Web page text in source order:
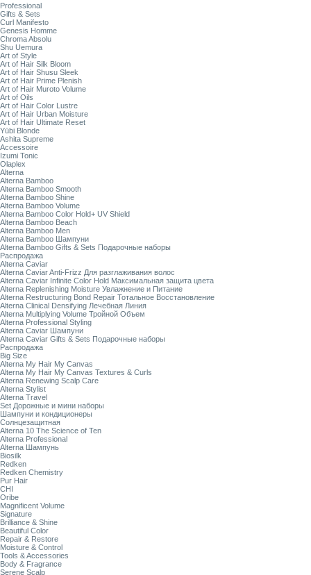
Professional
Gifts & Sets
Curl Manifesto
Genesis Homme
Chroma Absolu
Shu Uemura
Art of Style
Art of Hair Silk Bloom
Art of Hair Shusu Sleek
Art of Hair Prime Plenish
Art of Hair Muroto Volume
Art of Oils
Art of Hair Color Lustre
Art of Hair Urban Moisture
Art of Hair Ultimate Reset
Yūbi Blonde
Ashita Supreme
Accessoire
Izumi Tonic
Olaplex
Alterna
Alterna Bamboo
Alterna Bamboo Smooth
Alterna Bamboo Shine
Alterna Bamboo Volume
Alterna Bamboo Color Hold+ UV Shield
Alterna Bamboo Beach
Alterna Bamboo Men
Alterna Bamboo Шампуни
Alterna Bamboo Gifts & Sets Подарочные наборы
Распродажа
Alterna Caviar
Alterna Caviar Anti-Frizz Для разглаживания волос
Alterna Caviar Infinite Color Hold Максимальная защита цвета
Alterna Replenishing Moisture Увлажнение и Питание
Alterna Restructuring Bond Repair Тотальное Восстановление
Alterna Clinical Densifying Лечебная Линия
Alterna Multiplying Volume Тройной Объем
Alterna Professional Styling
Alterna Caviar Шампуни
Alterna Caviar Gifts & Sets Подарочные наборы
Распродажа
Big Size
Alterna My Hair My Canvas
Alterna My Hair My Canvas Textures & Curls
Alterna Renewing Scalp Care
Alterna Stylist
Alterna Travel
Set Дорожные и мини наборы
Шампуни и кондиционеры
Солнцезащитная
Alterna 10 The Science of Ten
Alterna Professional
Alterna Шампунь
Biosilk
Redken
Redken Chemistry
Pur Hair
CHI
Oribe
Magnificent Volume
Signature
Brilliance & Shine
Beautiful Color
Repair & Restore
Moisture & Control
Tools & Accessories
Body & Fragrance
Serene Scalp